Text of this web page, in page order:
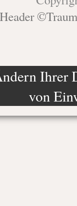
Header
Ihrer
von